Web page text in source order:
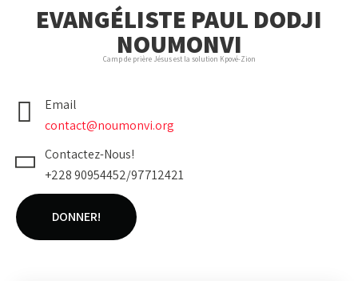
EVANGÉLISTE PAUL DODJI
NOUMONVI
Camp de prière Jésus est la solution Kpové-Zion
Email
contact@noumonvi.org
Contactez-Nous!
+228 90954452/97712421
DONNER!